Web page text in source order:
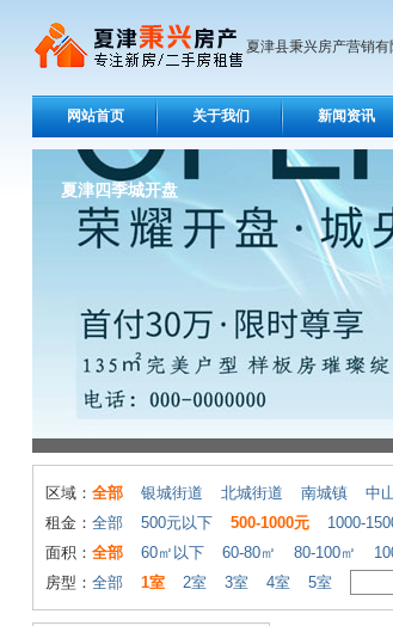
夏津县秉兴房产营销有
网站首页 关于我们 新闻资讯
夏津四季城开盘
区域： 全部 银城街道 北城街道 南城镇 中
租金： 全部 500元以下 500-1000元 1000-
面积： 全部 60㎡以下 60-80㎡ 80-100㎡
房型： 全部 1室 2室 3室 4室 5室